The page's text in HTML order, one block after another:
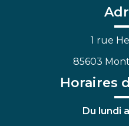
1 rue
85603
Horaires
Du lundi